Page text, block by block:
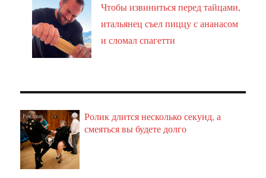
Чтобы извиниться перед тайцами,
итальянец съел пиццу с ананасом
и сломал спагетти
i
Ролик длится несколько секунд, а
смеяться вы будете долго